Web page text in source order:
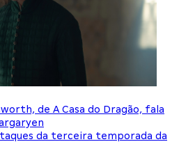
de A Casa do Dragão, fala
da terceira temporada da